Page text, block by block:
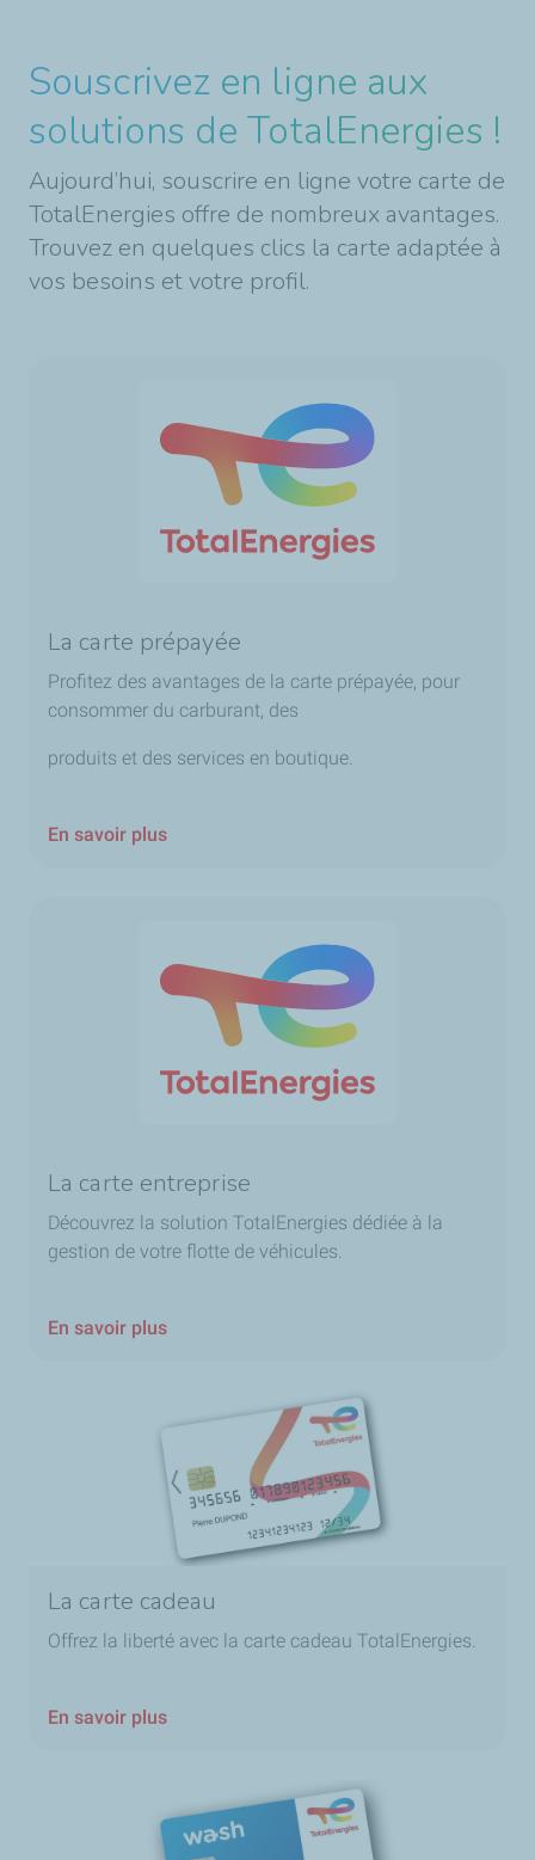
Souscrivez en ligne aux
solutions de TotalEnergies !
Aujourd’hui, souscrire en ligne votre carte de
TotalEnergies offre de nombreux avantages.
Trouvez en quelques clics la carte adaptée à
vos besoins et votre profil.
La carte prépayée
Profitez des avantages de la carte prépayée, pour
consommer du carburant, des
produits et des services en boutique.
En savoir plus
La carte entreprise
Découvrez la solution TotalEnergies dédiée à la
gestion de votre flotte de véhicules.
En savoir plus
La carte cadeau
Offrez la liberté avec la carte cadeau TotalEnergies.
En savoir plus